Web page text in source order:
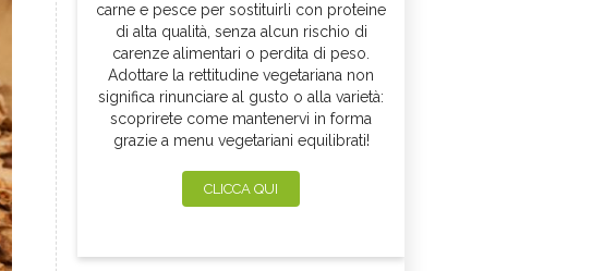
carne e pesce per sostituirli con proteine
di alta qualità, senza alcun rischio di
carenze alimentari o perdita di peso.
Adottare la rettitudine vegetariana non
significa rinunciare al gusto o alla varietà:
scoprirete come mantenervi in forma
grazie a menu vegetariani equilibrati!
CLICCA QUI